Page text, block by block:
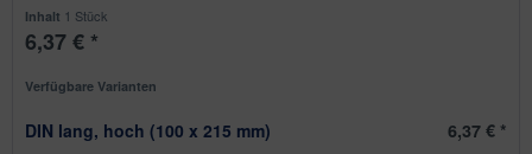
Inhalt 1 Stück
6,37 € *
Verfügbare Varianten
DIN lang, hoch (100 x 215 mm) 6,37 € *